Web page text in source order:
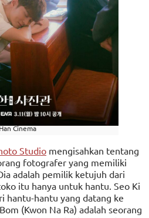
Cinema
Studio mengisahkan tentang
fotografer yang memiliki
adalah pemilik ketujuh dari
itu hanya untuk hantu. Seo Ki
hantu-hantu yang datang ke
(Kwon Na Ra) adalah seorang